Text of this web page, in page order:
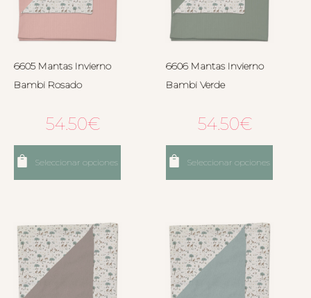
6605 Mantas Invierno
Bambi Rosado
54.50€
Seleccionar opciones
6606 Mantas Invierno
Bambi Verde
54.50€
Seleccionar opciones